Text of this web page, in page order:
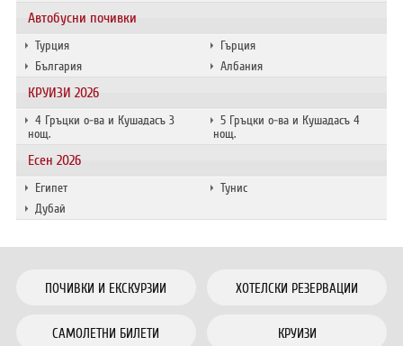
Автобусни почивки
Турция
Гърция
България
Албания
КРУИЗИ 2026
4 Гръцки о-ва и Кушадасъ 3
нощ.
5 Гръцки о-ва и Кушадасъ 4
нощ.
Есен 2026
Египет
Тунис
Дубай
ПОЧИВКИ И ЕКСКУРЗИИ ХОТЕЛСКИ РЕЗЕРВАЦИИ
САМОЛЕТНИ БИЛЕТИ КРУИЗИ